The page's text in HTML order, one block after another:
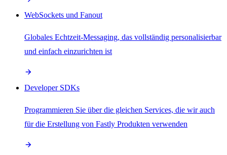
WebSockets und Fanout
Globales Echtzeit-Messaging, das vollständig personalisierbar
und einfach einzurichten ist
Developer SDKs
Programmieren Sie über die gleichen Services, die wir auch
für die Erstellung von Fastly Produkten verwenden